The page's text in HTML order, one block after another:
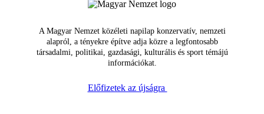
A Magyar Nemzet közéleti napilap konzervatív, nemzeti
alapról, a tényekre építve adja közre a legfontosabb
társadalmi, politikai, gazdasági, kulturális és sport témájú
információkat.
Előfizetek az újságra